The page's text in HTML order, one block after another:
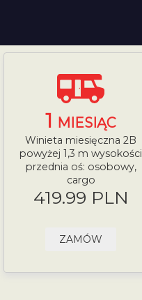
1 MIESIĄC
Winieta miesięczna 2B
powyżej 1,3 m wysokości
przednia oś: osobowy,
cargo
419.99 PLN
ZAMÓW